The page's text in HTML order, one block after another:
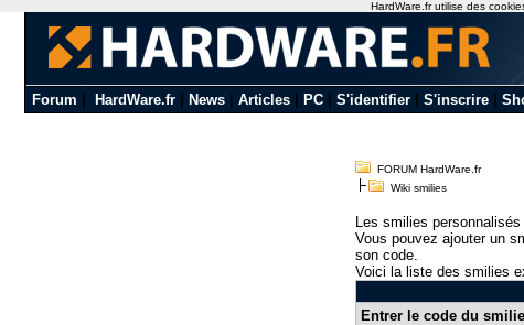
Forum HardWare.fr| News| Articles| PC| S'identifier| S'inscrire|
FORUM HardWare.fr
Wiki smilies
Les smilies
Vous pouvez ajouter un
son code.
Voici la liste des smilies
Entrer le code du
HardWare.fr utilise des